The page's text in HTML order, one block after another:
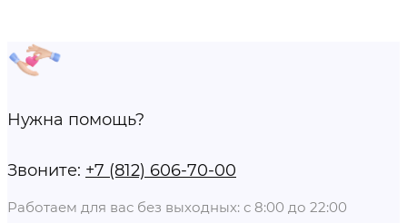
Нужна помощь?
Звоните: +7 (812) 606-70-00
Работаем для вас без выходных: с 8:00 до 22:00